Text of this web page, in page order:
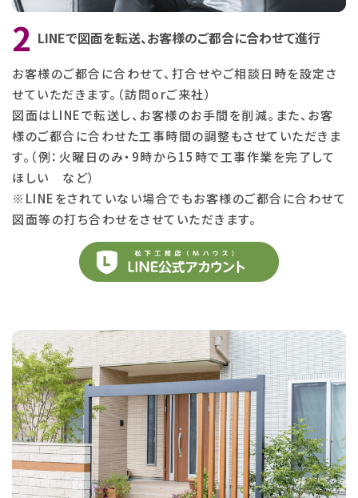
LINEで図面を転送、お客様のご都合に合わせて進行
お客様のご都合に合わせて、打合せやご相談日時を設定さ
せていただきます。（訪問orご来社）
図面はLINEで転送し、お客様のお手間を削減。また、お客
様のご都合に合わせた工事時間の調整もさせて いただきま
す。（例：火曜日のみ・9時から15時で工事作業を完了して
ほしい など）
※LINEをされていない場合でもお客様のご都合に合わせて
図面等の打ち合わせをさせていただきます。